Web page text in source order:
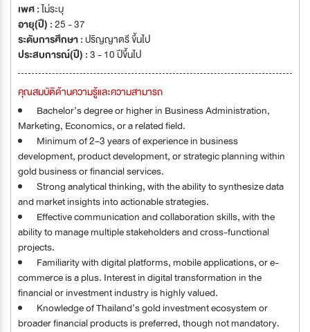
เพศ :ไม่ระบุ
อายุ(ปี) :25 - 37
ระดับการศึกษา :ปริญญาตรี ขึ้นไป
ประสบการณ์(ปี) :3 - 10 ปีขึ้นไป
คุณสมบัติด้านความรู้และความสามารถ
Bachelor’s degree or higher in Business Administration,
Marketing, Economics, or a related field.
Minimum of 2–3 years of experience in business
development, product development, or strategic planning within
gold business or financial services.
Strong analytical thinking, with the ability to synthesize data
and market insights into actionable strategies.
Effective communication and collaboration skills, with the
ability to manage multiple stakeholders and cross-functional
projects.
Familiarity with digital platforms, mobile applications, or e-
commerce is a plus. Interest in digital transformation in the
financial or investment industry is highly valued.
Knowledge of Thailand’s gold investment ecosystem or
broader financial products is preferred, though not mandatory.